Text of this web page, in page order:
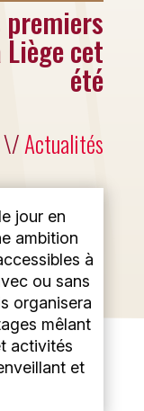
cet
été
\/Actualités
jour en
ambition
à
ou sans
organisera
mêlant
activités
et